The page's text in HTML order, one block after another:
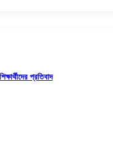
প্রতিবাদ